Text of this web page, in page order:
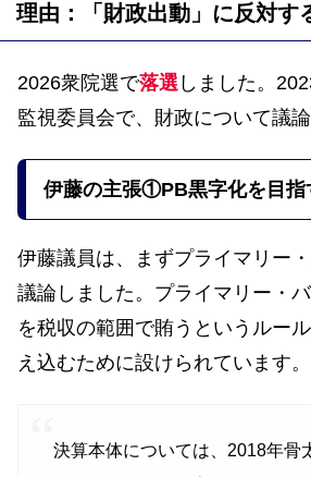
理由：「財政出動」に反対す
2026衆院選で落選 しました。
監視委員会で、財政について議論
伊藤の主張①PB黒字化を目指
伊藤議員は、まずプライマリー
議論しました。プライマリー・
を税収の範囲で賄うというルー
え込むために設けられています。
決算本体については、2018年骨